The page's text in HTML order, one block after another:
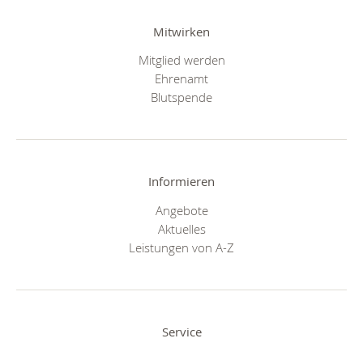
Mitwirken
Mitglied werden
Ehrenamt
Blutspende
Informieren
Angebote
Aktuelles
Leistungen von A-Z
Service